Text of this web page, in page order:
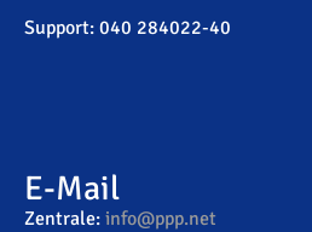
Support: 040 284022-40
E-Mail
Zentrale: info@ppp.net